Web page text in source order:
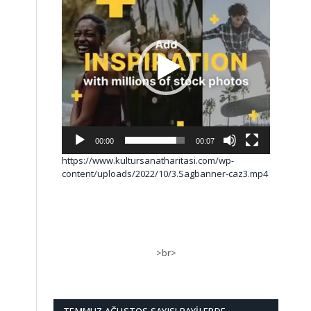
00:00 00:07
https://www.kultursanatharitasi.com/wp-
content/uploads/2022/10/3.Sagbanner-caz3.mp4
>br>